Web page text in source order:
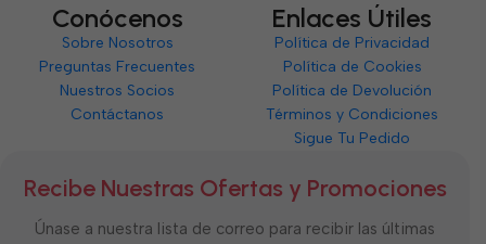
Conócenos
Sobre Nosotros
Preguntas Frecuentes
Nuestros Socios
Contáctanos
Enlaces Útiles
Política de Privacidad
Política de Cookies
Política de Devolución
Términos y Condiciones
Sigue Tu Pedido
Recibe Nuestras Ofertas y Promociones
Únase a nuestra lista de correo para recibir las últimas